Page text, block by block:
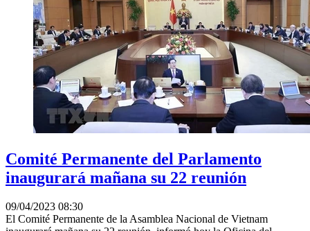
Comité Permanente del Parlamento
inaugurará mañana su 22 reunión
09/04/2023 08:30
El Comité Permanente de la Asamblea Nacional de Vietnam